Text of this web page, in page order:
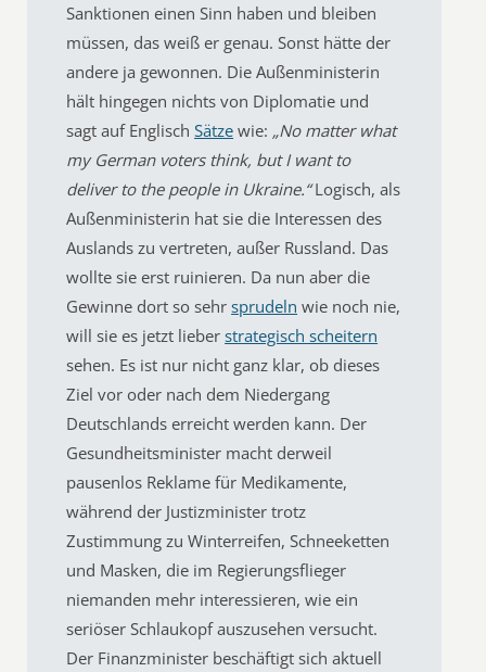
Sanktionen einen Sinn haben und bleiben
müssen, das weiß er genau. Sonst hätte der
andere ja gewonnen. Die Außenministerin
hält hingegen nichts von Diplomatie und
sagt auf EnglischSätze wie: „No matter what
my German voters think, but I want to
deliver to the people in Ukraine.“Logisch, als
Außenministerin hat sie die Interessen des
Auslands zu vertreten, außer Russland. Das
wollte sie erst ruinieren. Da nun aber die
Gewinne dort so sehrsprudeln wie noch nie,
will sie es jetzt lieberstrategisch scheitern
sehen. Es ist nur nicht ganz klar, ob dieses
Ziel vor oder nach dem Niedergang
Deutschlands erreicht werden kann. Der
Gesundheitsminister macht derweil
pausenlos Reklame für Medikamente,
während der Justizminister trotz
Zustimmung zu Winterreifen, Schneeketten
und Masken, die im Regierungsflieger
niemanden mehr interessieren, wie ein
seriöser Schlaukopf auszusehen versucht.
Der Finanzminister beschäftigt sich aktuell